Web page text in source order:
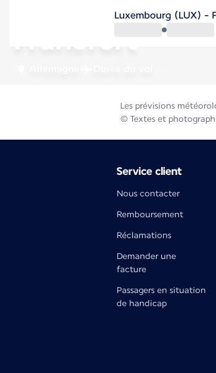
Francfort
Luxembourg (LUX) -
Les prévisions
© Textes et
Service client
Nous contacter
Remboursement
Réclamations
Demander une
facture
Passagers en situation
de handicap